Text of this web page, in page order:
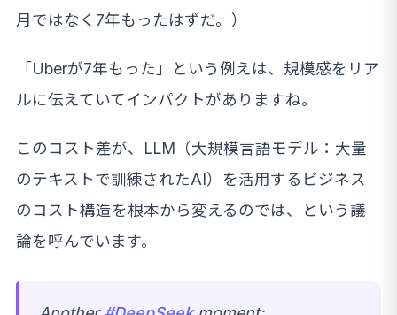
月ではなく7年もったはずだ。）
「Uberが7年もった」という例えは、規模感をリア
ルに伝えていてインパクトがありますね。
このコスト差が、LLM（大規模言語モデル：大量
のテキストで訓練されたAI）を活用するビジネス
のコスト構造を根本から変えるのでは、という議
論を呼んでいます。